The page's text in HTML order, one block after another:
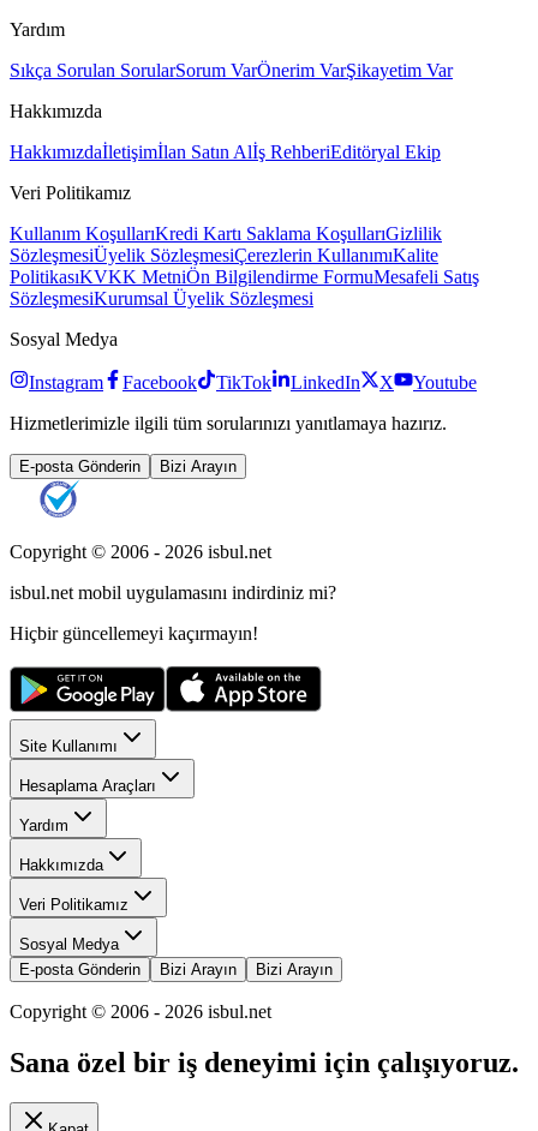
Yardım
Sıkça Sorulan SorularSorum VarÖnerim VarŞikayetim Var
Hakkımızda
Hakkımızdaİletişimİlan Satın Alİş RehberiEditöryal Ekip
Veri Politikamız
Kullanım KoşullarıKredi Kartı Saklama KoşullarıGizlilik
SözleşmesiÜyelik SözleşmesiÇerezlerin KullanımıKalite
PolitikasıKVKK MetniÖn Bilgilendirme FormuMesafeli Satış
SözleşmesiKurumsal Üyelik Sözleşmesi
Sosyal Medya
Instagram Facebook TikTok LinkedIn X
Youtube
Hizmetlerimizle ilgili tüm sorularınızı yanıtlamaya hazırız.
E-posta Gönderin Bizi Arayın
Copyright © 2006 - 2026 isbul.net
isbul.net mobil uygulamasını indirdiniz mi?
Hiçbir güncellemeyi kaçırmayın!
Site Kullanımı
Hesaplama Araçları
Yardım
Hakkımızda
Veri Politikamız
Sosyal Medya
E-posta Gönderin
Bizi Arayın Bizi Arayın
Copyright © 2006 - 2026 isbul.net
Sana özel bir iş deneyimi için çalışıyoruz.